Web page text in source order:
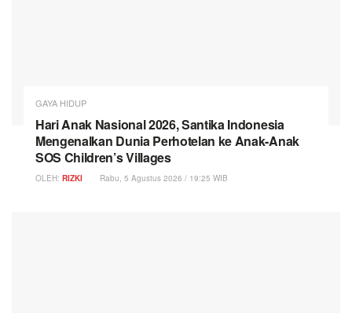
GAYA HIDUP
Hari Anak Nasional 2026, Santika Indonesia
Mengenalkan Dunia Perhotelan ke Anak-Anak
SOS Children’s Villages
OLEH: RIZKI Rabu, 5 Agustus 2026 / 19:25 WIB